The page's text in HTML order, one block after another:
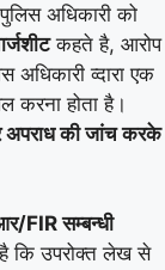
अधिकारी को
कहते है, आरोप
व्दारा एक
करना होता है।
की जांच करके
FIR सम्बन्धी
कि उपरोक्त लेख से